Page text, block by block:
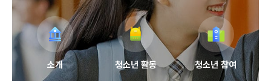
소개 청소년 활동 청소년 참여